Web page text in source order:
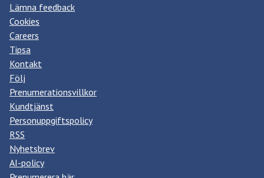
Lämna feedback
Cookies
Careers
Tipsa
Kontakt
Följ
Prenumerationsvillkor
Kundtjänst
Personuppgiftspolicy
RSS
Nyhetsbrev
AI-policy